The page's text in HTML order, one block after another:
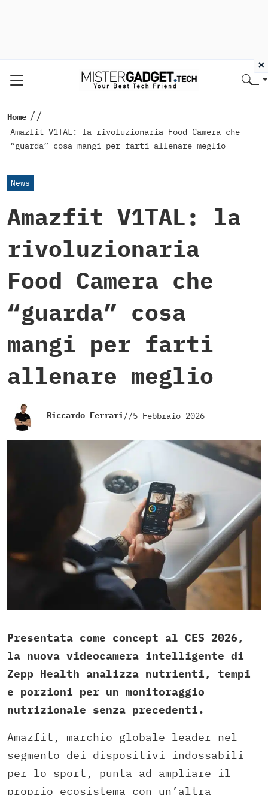
Home //
Amazfit V1TAL: la rivoluzionaria Food Camera che
“guarda” cosa mangi per farti allenare meglio
News
Amazfit V1TAL: la
rivoluzionaria
Food Camera che
“guarda” cosa
mangi per farti
allenare meglio
Riccardo Ferrari//5 Febbraio 2026
Presentata come concept al CES 2026,
la nuova videocamera intelligente di
Zepp Health analizza nutrienti, tempi
e porzioni per un monitoraggio
nutrizionale senza precedenti.
Amazfit, marchio globale leader nel
segmento dei dispositivi indossabili
per lo sport, punta ad ampliare il
proprio ecosistema con un’altra
×